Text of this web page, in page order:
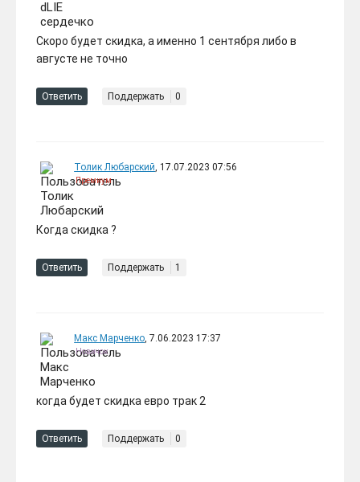
Скоро будет скидка, а именно 1 сентября либо в
августе не точно
Ответить Поддержать 0
Толик Любарский, 17.07.2023 07:56
Премиум
Когда скидка ?
Ответить Поддержать 1
Макс Марченко, 7.06.2023 17:37
Новичок
когда будет скидка евро трак 2
Ответить Поддержать 0